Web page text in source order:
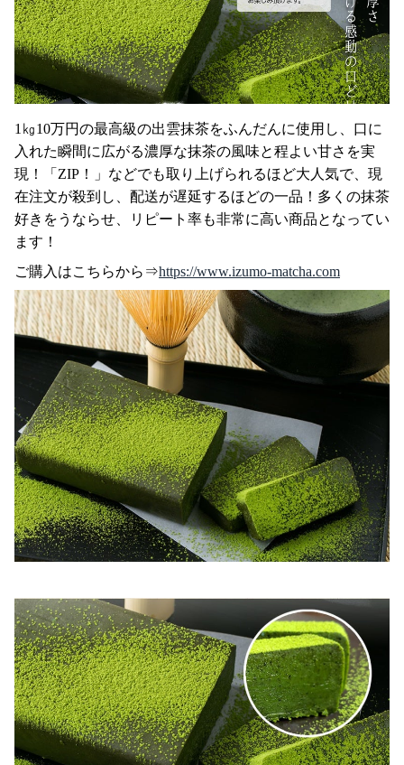
1㎏10万円の最高級の出雲抹茶をふんだんに使用し、口に
入れた瞬間に広がる濃厚な抹茶の風味と程よい甘さを実
現！「ZIP！」などでも取り上げられるほど大人気で、現
在注文が殺到し、配送が遅延するほどの一品！多くの抹茶
好きをうならせ、リピート率も非常に高い商品となってい
ます！
ご購入はこちらから⇒https://www.izumo-matcha.com